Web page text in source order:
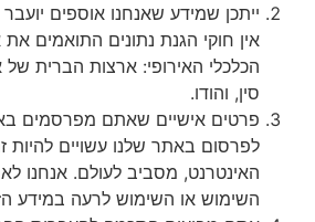
ייתכן שמידע שאנחנו אוספים יועבר
אין חוקי הגנת נתונים התואמים את
הכלכלי האירופי: ארצות הברית של
סין, והודו.
פרטים אישיים שאתם מפרסמים באתר
לפרסום באתר שלנו עשויים להיות
האינטרנט, מסביב לעולם. אנחנו לא
השימוש או השימוש לרעה במידע הזה